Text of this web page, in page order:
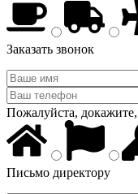
Заказать звонок
Пожалуйста,
Письмо директору